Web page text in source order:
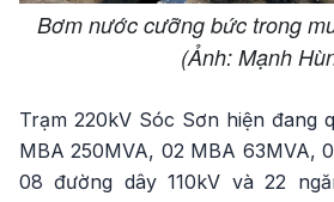
Bơm nước cưỡng bức trong
(Ảnh: Mạnh
Trạm 220kV Sóc Sơn hiện đang
MBA 250MVA, 02 MBA 63MVA,
08 đường dây 110kV và 22